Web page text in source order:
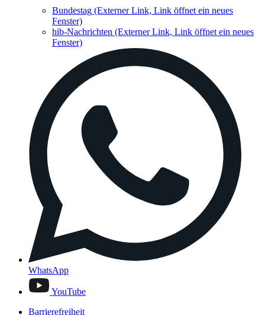
Bundestag (Externer Link, Link öffnet ein neues
Fenster)
hib-Nachrichten (Externer Link, Link öffnet ein neues
Fenster)
WhatsApp
YouTube
Barrierefreiheit